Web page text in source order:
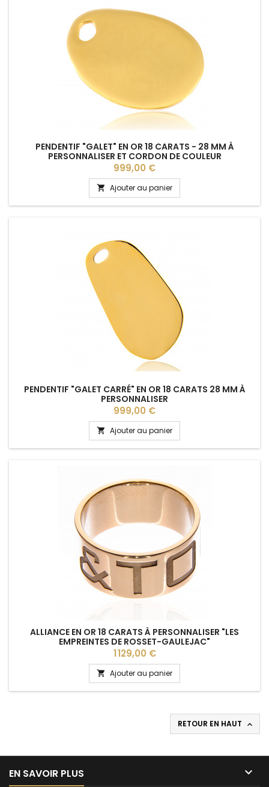
PENDENTIF "GALET" EN OR 18 CARATS - 28 MM À
PERSONNALISER ET CORDON DE COULEUR
Prix
999,00 €
 Ajouter au panier
PENDENTIF "GALET CARRÉ" EN OR 18 CARATS 28 MM À
PERSONNALISER
Prix
999,00 €
 Ajouter au panier
ALLIANCE EN OR 18 CARATS À PERSONNALISER "LES
EMPREINTES DE ROSSET-GAULEJAC"
Prix
1 129,00 €
 Ajouter au panier
RETOUR EN HAUT 
EN SAVOIR PLUS 